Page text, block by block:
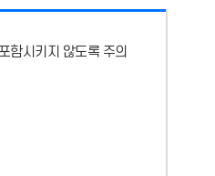
함시키지 않도록 주의